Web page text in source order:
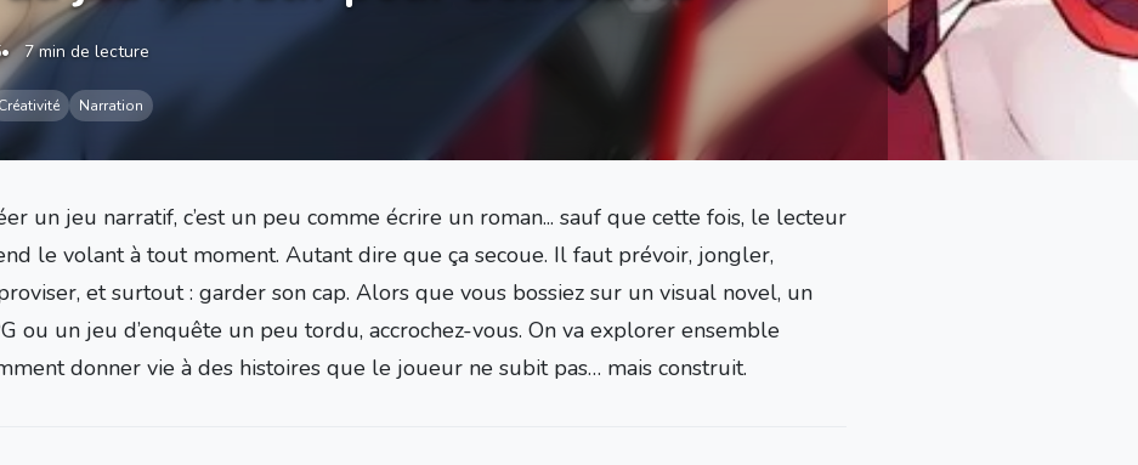
7 min de lecture
Créativité Narration
un jeu narratif, c’est un peu comme écrire un roman... sauf que cette fois, le lecteur
le volant à tout moment. Autant dire que ça secoue. Il faut prévoir, jongler,
et surtout : garder son cap. Alors que vous bossiez sur un visual novel, un
ou un jeu d’enquête un peu tordu, accrochez-vous. On va explorer ensemble
donner vie à des histoires que le joueur ne subit pas… mais construit.